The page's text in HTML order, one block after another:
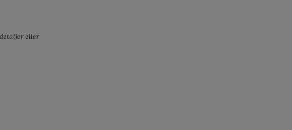
eller